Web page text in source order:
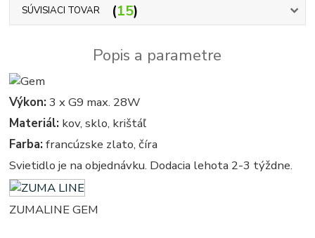
SÚVISIACI TOVAR 15
Popis a parametre
Výkon: 3 x G9 max. 28W
Materiál: kov, sklo, krištáľ
Farba: francúzske zlato, číra
Svietidlo je na objednávku. Dodacia lehota 2-3 týždne.
ZUMALINE GEM